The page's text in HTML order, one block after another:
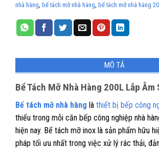
nhà hàng bể tách mỡ nhà hàng bể tách mỡ nhà hàng
MÔ TẢ
Bể Tách Mỡ Nhà Hàng 200L Lắp Âm
Bể tách mỡ nhà hàng là thiết bị bếp công
thiếu trong mỗi căn bếp công nghiệp nhà
hiện nay. Bể tách mỡ inox là sản phẩm hữu
pháp tối ưu nhất trong việc xử lý rác thải,